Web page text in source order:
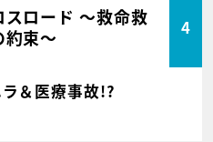
スロード ～救命救
約束～
4
＆医療事故!?